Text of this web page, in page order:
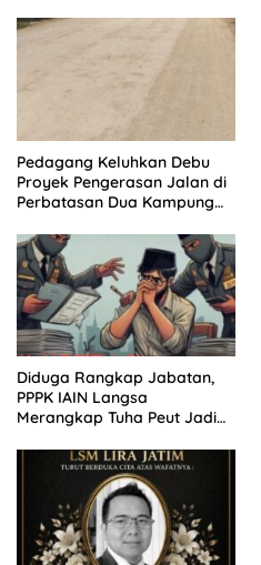
Pedagang Keluhkan Debu
Proyek Pengerasan Jalan di
Perbatasan Dua Kampung
Diduga Rangkap Jabatan,
PPPK IAIN Langsa
Merangkap Tuha Peut Jadi